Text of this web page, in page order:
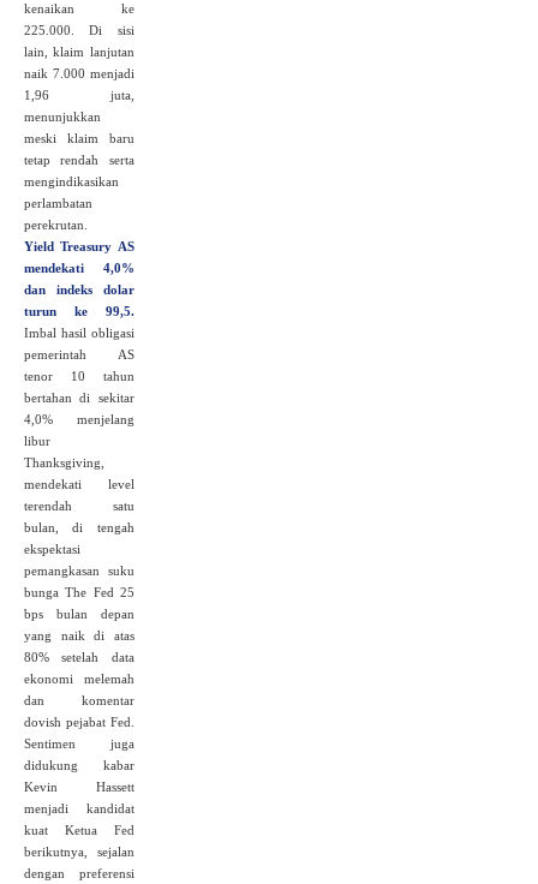
kenaikan ke
225.000. Di sisi
lain, klaim lanjutan
naik 7.000 menjadi
1,96 juta,
menunjukkan
meski klaim baru
tetap rendah serta
mengindikasikan
perlambatan
perekrutan.
Yield Treasury AS
mendekati 4,0%
dan indeks dolar
turun ke 99,5.
Imbal hasil obligasi
pemerintah AS
tenor 10 tahun
bertahan di sekitar
4,0% menjelang
libur
Thanksgiving,
mendekati level
terendah satu
bulan, di tengah
ekspektasi
pemangkasan suku
bunga The Fed 25
bps bulan depan
yang naik di atas
80% setelah data
ekonomi melemah
dan komentar
dovish pejabat Fed.
Sentimen juga
didukung kabar
Kevin Hassett
menjadi kandidat
kuat Ketua Fed
berikutnya, sejalan
dengan preferensi